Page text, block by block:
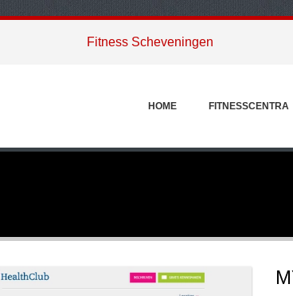
Fitness Scheveningen
HOME FITNESSCENTRA